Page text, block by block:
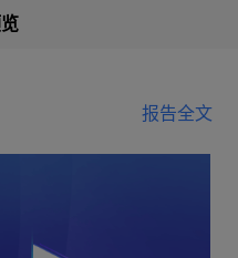
报告全文